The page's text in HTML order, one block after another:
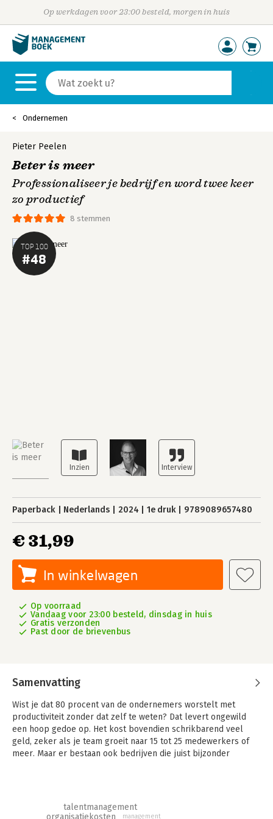
Op werkdagen voor 23:00 besteld, morgen in huis
Ondernemen
TOP 100
#48
8 stemmen
Pieter Peelen
Beter is meer
Professionaliseer je bedrijf en word twee keer
zo productief
Paperback Nederlands 2024 1e druk 9789089657480
€ 31,99
In winkelwagen
Op voorraad
Vandaag voor 23:00 besteld, dinsdag in huis
Gratis verzonden
Past door de brievenbus
Samenvatting
Wist je dat 80 procent van de ondernemers worstelt met
productiviteit zonder dat zelf te weten? Dat levert ongewild
een hoop gedoe op. Het kost bovendien schrikbarend veel
geld, zeker als je team groeit naar 15 tot 25 medewerkers of
meer. Maar er bestaan ook bedrijven die juist bijzonder
managementwerkwijzen. Zo werken ze bijvoorbeeld met een
kernteam en dragen ze liefdevol leiderschap breed en actief
talentmanagement
management